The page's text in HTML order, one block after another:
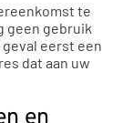
te
geen gebruik
eerst een
dat aan uw